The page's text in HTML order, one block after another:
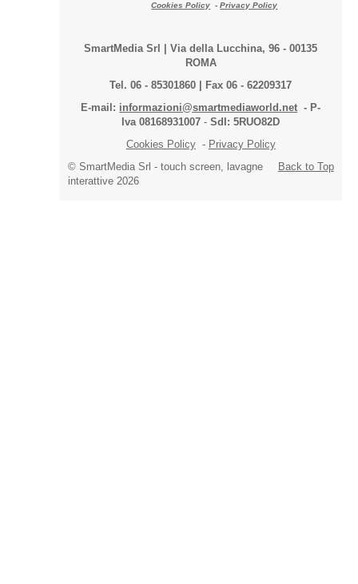
Cookies Policy -Privacy Policy
SmartMedia Srl | Via della Lucchina, 96 - 00135
ROMA
Tel. 06 - 85301860 | Fax 06 - 62209317
E-mail: informazioni@smartmediaworld.net - P-
Iva 08168931007 -SdI: 5RUO82D
Cookies Policy- Privacy Policy
Back to Top
© SmartMedia Srl - touch screen, lavagne
interattive 2026